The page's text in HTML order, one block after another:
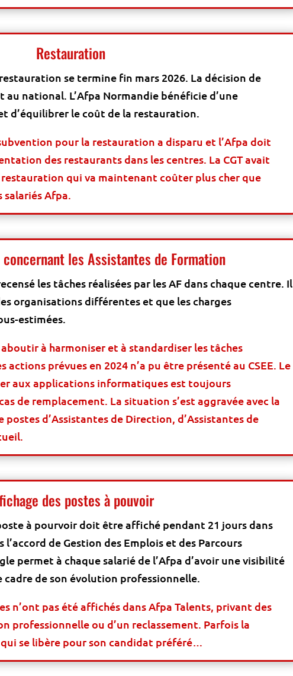
Restauration
se termine fin mars 2026. La décision de
national. L’Afpa Normandie bénéficie d’une
d’équilibrer le coût de la restauration.
pour la restauration a disparu et l’Afpa doit
des restaurants dans les centres. La CGT avait
qui va maintenant coûter plus cher que
salariés Afpa.
concernant les Assistantes de Formation
les tâches réalisées par les AF dans chaque centre. Il
organisations différentes et que les charges
estimées.
à harmoniser et à standardiser les tâches
prévues en 2024 n’a pu être présenté au CSEE. Le
aux applications informatiques est toujours
de remplacement. La situation s’est aggravée avec la
postes d’Assistantes de Direction, d’Assistantes de
des postes à pouvoir
à pourvoir doit être affiché pendant 21 jours dans
de Gestion des Emplois et des Parcours
permet à chaque salarié de l’Afpa d’avoir une visibilité
cadre de son évolution professionnelle.
n’ont pas été affichés dans Afpa Talents, privant des
professionnelle ou d’un reclassement. Parfois la
se libère pour son candidat préféré…